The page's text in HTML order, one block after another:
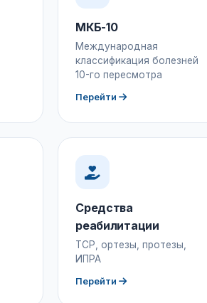
МКБ-10
Международная
классификация болезней
10-го пересмотра
Перейти
Средства
реабилитации
ТСР, ортезы, протезы,
ИПРА
Перейти